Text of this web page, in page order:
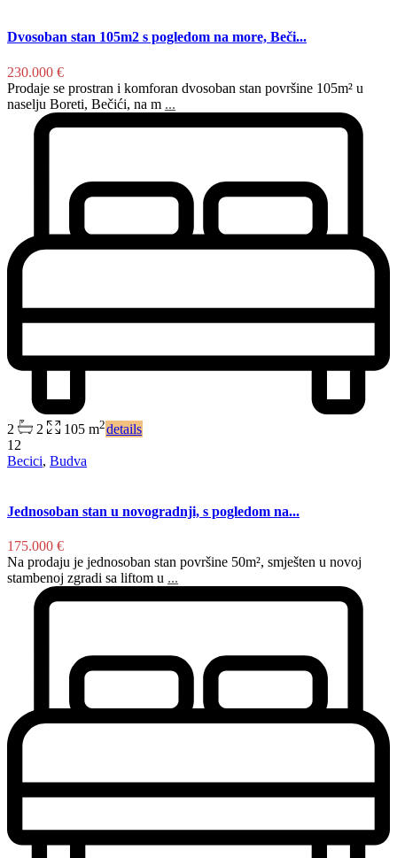
Dvosoban stan 105m2 s pogledom na more, Beči...
230.000 €
Prodaje se prostran i komforan dvosoban stan površine 105m² u
naselju Boreti, Bečići, na m ...
2 2 105 m2details
12
Becici, Budva
Jednosoban stan u novogradnji, s pogledom na...
175.000 €
Na prodaju je jednosoban stan površine 50m², smješten u novoj
stambenoj zgradi sa liftom u ...